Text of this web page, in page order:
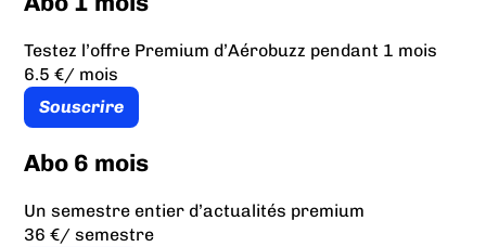
Testez l’offre Premium d’Aérobuzz pendant 1 mois
6.5 €/ mois
Souscrire
Abo 6 mois
Un semestre entier d’actualités premium
36 €/ semestre